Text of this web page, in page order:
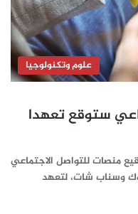
علوم وتكنولوجيا
ستوقع تعهدا
منصات للتواصل الاجتماعي
وسناب شات، لتعهد